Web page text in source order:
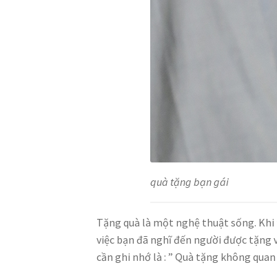
quà tặng bạn gái
Tặng quà là một nghệ thuật sống.
việc bạn đã nghĩ đến người được
cần ghi nhớ là : ” Quà tặng không